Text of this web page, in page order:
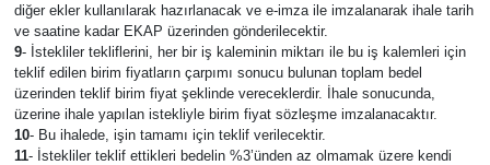
diğer ekler kullanılarak hazırlanacak ve e-imza ile imzalanarak ihale tarih
ve saatine kadar EKAP üzerinden gönderilecektir.
9- İstekliler tekliflerini, her bir iş kaleminin miktarı ile bu iş kalemleri için
teklif edilen birim fiyatların çarpımı sonucu bulunan toplam bedel
üzerinden teklif birim fiyat şeklinde vereceklerdir. İhale sonucunda,
üzerine ihale yapılan istekliyle birim fiyat sözleşme imzalanacaktır.
10- Bu ihalede, işin tamamı için teklif verilecektir.
11- İstekliler teklif ettikleri bedelin %3’ünden az olmamak üzere kendi